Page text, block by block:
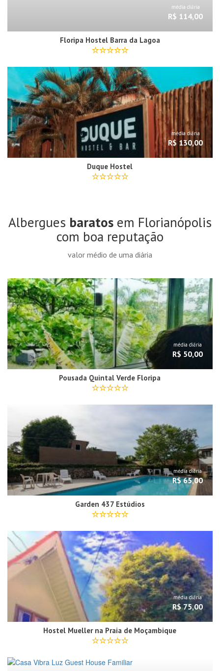
média diária
R$ 114,00
Floripa Hostel Barra da Lagoa
média diária
R$ 130,00
Duque Hostel
Albergues baratos em Florianópolis
com boa reputação
valor médio de uma diária
média diária
R$ 50,00
Pousada Quintal Verde Floripa
média diária
R$ 65,00
Garden 437 Estúdios
média diária
R$ 75,00
Hostel Mueller na Praia de Moçambique